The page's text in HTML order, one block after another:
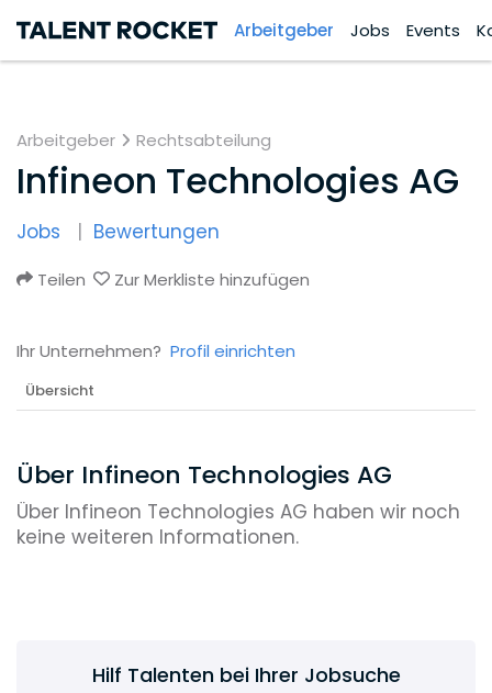
Arbeitgeber Jobs Events
Arbeitgeber Rechtsabteilung
Infineon Technologies AG
Jobs Bewertungen
Teilen Zur Merkliste hinzufügen
Ihr Unternehmen? Profil einrichten
Übersicht
Über Infineon Technologies AG
Über Infineon Technologies AG haben wir noch
keine weiteren Informationen.
Hilf Talenten bei Ihrer Jobsuche